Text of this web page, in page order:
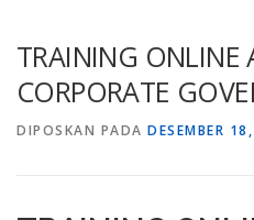
KONTAK KAMI
TRAINING ONLINE
CORPORATE
DIPOSKAN PADA DESEMBER